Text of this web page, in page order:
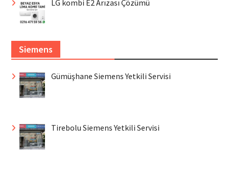
LG kombi E2 Arızası Çözümü
Siemens
Gümüşhane Siemens Yetkili Servisi
Tirebolu Siemens Yetkili Servisi